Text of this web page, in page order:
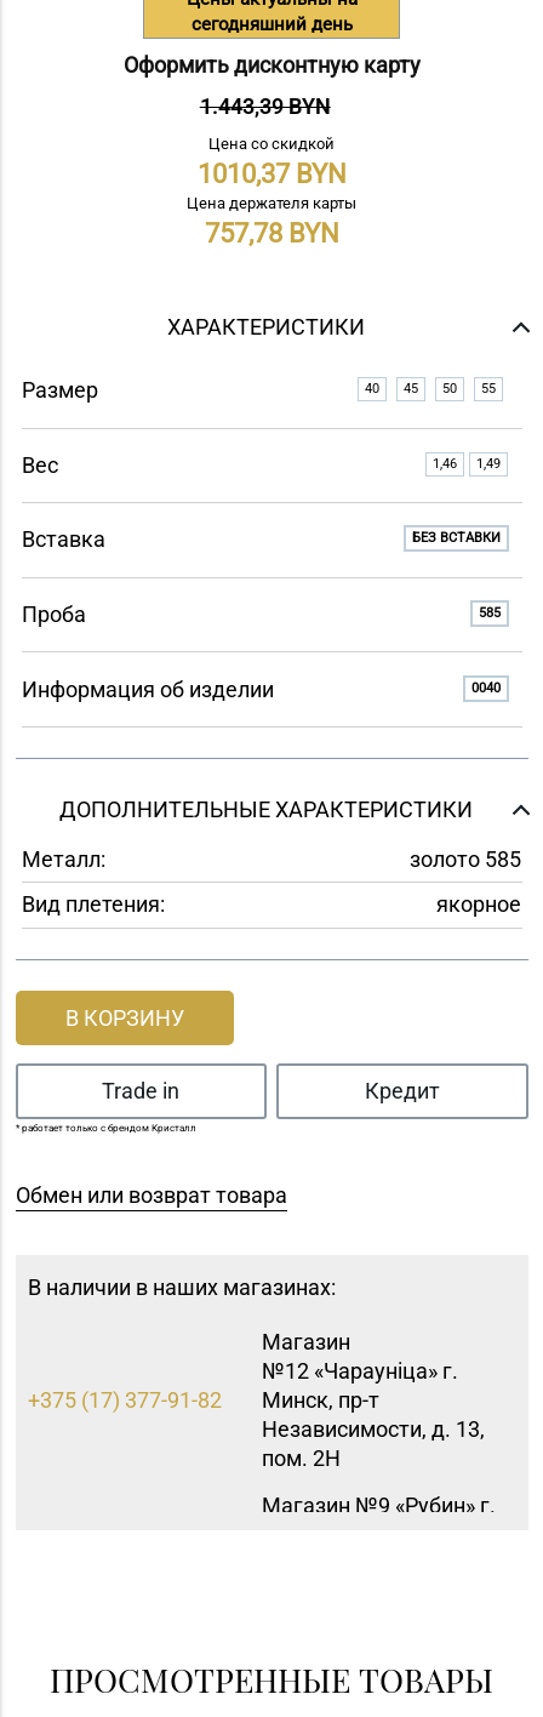
сегодняшний день
Оформить дисконтную карту
1.443,39 BYN
Цена со скидкой
1010,37
Цена держателя карты
757,78
ХАРАКТЕРИСТИКИ
Размер 40 45 50 55
Вес 1,46 1,49
Вставка БЕЗ ВСТАВКИ
Проба 585
Информация об изделии 0040
ДОПОЛНИТЕЛЬНЫЕ ХАРАКТЕРИСТИКИ
Металл:
золото 585
Вид плетения:
якорное
В КОРЗИНУ
Trade in Кредит
* работает только с брендом Кристалл
Обмен или возврат товара
В наличии в наших магазинах:
+375 (17) 377-91-82
Магазин
№12 «Чараунiца» г.
Минск, пр-т
Независимости, д. 13,
пом. 2Н
Магазин №9 «Рубин» г.
Витебск, ул. Чкалова,
д. 1-2н
ПРОСМОТРЕННЫЕ ТОВАРЫ